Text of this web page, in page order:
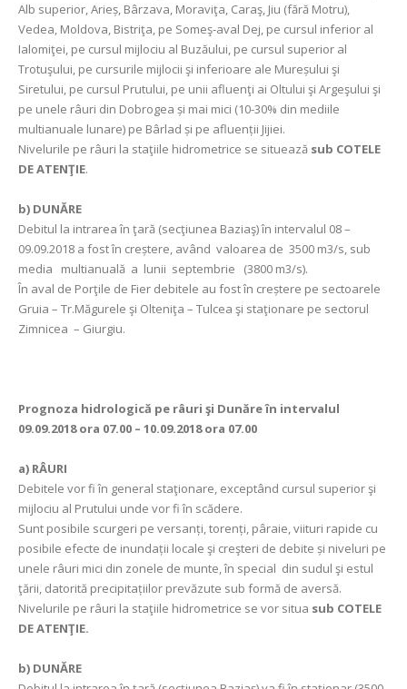
Alb superior, Arieș, Bârzava, Moraviţa, Caraş, Jiu (fără Motru),
Vedea, Moldova, Bistriţa, pe Someş-aval Dej, pe cursul inferior al
Ialomiţei, pe cursul mijlociu al Buzăului, pe cursul superior al
Trotuşului, pe cursurile mijlocii şi inferioare ale Mureșului şi
Siretului, pe cursul Prutului, pe unii afluenţi ai Oltului şi Argeşului şi
pe unele râuri din Dobrogea și mai mici (10-30% din mediile
multianuale lunare) pe Bârlad și pe afluenții Jijiei.
Nivelurile pe râuri la staţiile hidrometrice se situează sub COTELE
DE ATENŢIE.
b) DUNĂRE
Debitul la intrarea în ţară (secţiunea Baziaş) în intervalul 08 –
09.09.2018 a fost în creștere, având valoarea de 3500 m3/s, sub
media multianuală a lunii septembrie (3800 m3/s).
În aval de Porţile de Fier debitele au fost în creștere pe sectoarele
Gruia – Tr.Măgurele şi Olteniţa – Tulcea şi staţionare pe sectorul
Zimnicea – Giurgiu.
Prognoza hidrologică pe râuri şi Dunăre în intervalul
09.09.2018 ora 07.00 – 10.09.2018 ora 07.00
a) RÂURI
Debitele vor fi în general staţionare, exceptând cursul superior şi
mijlociu al Prutului unde vor fi în scădere.
Sunt posibile scurgeri pe versanți, torenți, pâraie, viituri rapide cu
posibile efecte de inundații locale şi creşteri de debite și niveluri pe
unele râuri mici din zonele de munte, în special din sudul şi estul
ţării, datorită precipitațiilor prevăzute sub formă de aversă.
Nivelurile pe râuri la staţiile hidrometrice se vor situa sub COTELE
DE ATENŢIE.
b) DUNĂRE